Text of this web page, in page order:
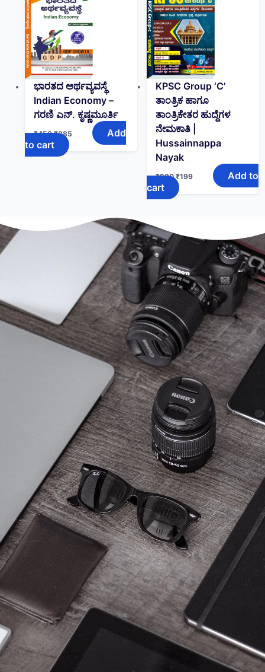
ಭಾರತದ ಅರ್ಥವ್ಯವಸ್ಥೆ
Indian Economy –
ಗರಣಿ ಎನ್. ಕೃಷ್ಣಮೂರ್ತಿ
₹459 ₹385
Add
to cart
KPSC Group ‘C’
ತಾಂತ್ರಿಕ ಹಾಗೂ
ತಾಂತ್ರಿಕೇತರ ಹುದ್ದೆಗಳ
ನೇಮಕಾತಿ |
Hussainnappa
Nayak
₹280 ₹199
Add to
cart